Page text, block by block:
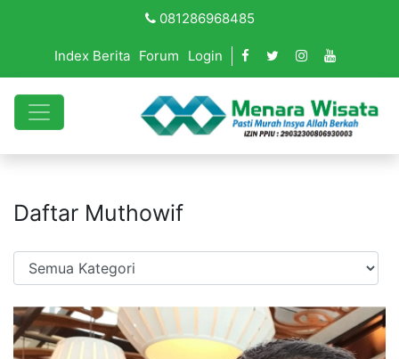
081286968485
Index Berita Forum Login
Daftar Muthowif